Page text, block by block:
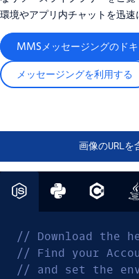
環境やアプリ内チャットを迅速
MMSメッセージングのド
メッセージングを利用する
画像のURLを
// Download the
// Find your
// and set the